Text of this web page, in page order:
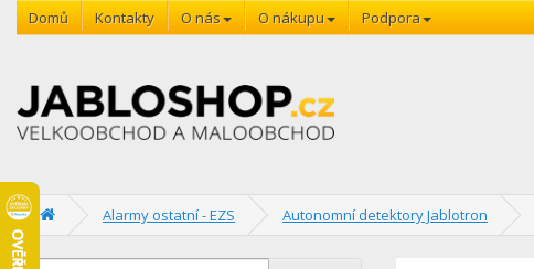
Domů Kontakty O nás O nákupu Podpora
Alarmy ostatní - EZS Autonomní detektory Jablotron